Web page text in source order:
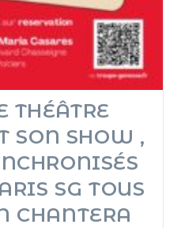
THÉÂTRE
SON SHOW ,
SG TOUS
CHANTERA